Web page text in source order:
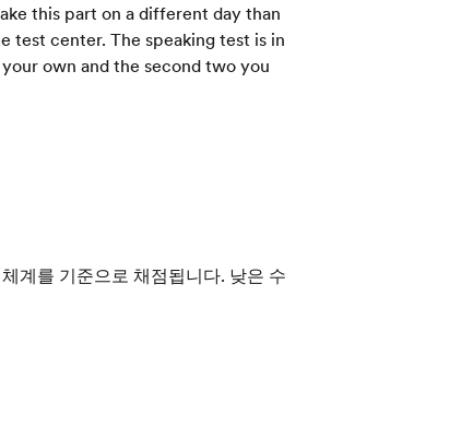
this part on a different day than
test center. The speaking test is in
own and the second two you
계를 기준으로 채점됩니다. 낮은 수